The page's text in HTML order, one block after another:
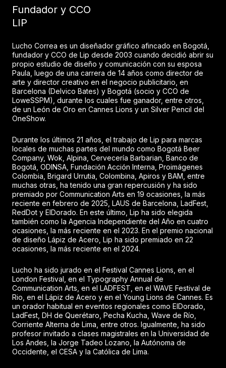
Fundador y CCO
LIP
Lucho Correa es un diseñador gráfico afincado en Bogotá,
fundador y CCO de Lip desde 2003 cuando decidió abrir su
propio estudio de diseño y comunicación con su esposa
Paula, luego de una carrera de 14 años como director de
arte y director creativo en el negocio publicitario, en
Barcelona (Delvico Bates) y Bogotá (socio y CCO de
LoweSSPM), durante los cuales fue ganador, entre otros,
de un León de Oro en Cannes Lions y un Silver Pencil del
OneShow.
Durante los últimos 21 años, el trabajo de Lip para marcas
locales de muchas partes del mundo como Bogotá Beer
Company, Wok, Alpina, Cervecería Barbarian, Banco de
Bogotá, ODINSA, Fundación Acción Interna, Proimágenes
Colombia, Brigard Urrutia, Colombina, Apiros y BAM, entre
muchas otras, ha tenido una gran repercusión y ha sido
premiado por Communication Arts en 19 ocasiones, la más
reciente en febrero de 2025, LAUS de Barcelona, LadFest,
RedDot y ElDorado. En este último, Lip ha sido elegida
también como la Agencia Independiente del Año en cuatro
ocasiones, la más reciente en el 2023. En el premio nacional
de diseño Lápiz de Acero, Lip ha sido premiado en 22
ocasiones, la más reciente en el 2024.
Lucho ha sido jurado en el Festival Cannes Lions, en el
London Festival, en el Typography Annual de
Communication Arts, en el LADFEST, en el WAVE Festival de
Rio, en el Lápiz de Acero y en el Young Lions de Cannes. Es
un orador habitual en eventos regionales como ElDorado,
LadFest, DH de Querétaro, Pecha Kucha, Wave de Río,
Corriente Alterna de Lima, entre otros. Igualmente, ha sido
profesor invitado a clases magistrales en la Universidad de
Los Andes, la Jorge Tadeo Lozano, la Autónoma de
Occidente, el CESA y la Católica de Lima.